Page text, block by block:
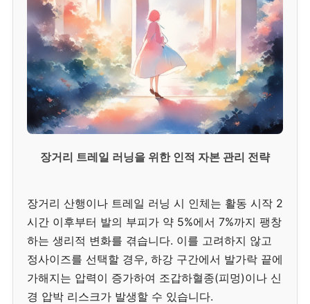
장거리 트레일 러닝을 위한 인적 자본 관리 전략
장거리 산행이나 트레일 러닝 시 인체는 활동 시작 2
시간 이후부터 발의 부피가 약 5%에서 7%까지 팽창
하는 생리적 변화를 겪습니다. 이를 고려하지 않고
정사이즈를 선택할 경우, 하강 구간에서 발가락 끝에
가해지는 압력이 증가하여 조갑하혈종(피멍)이나 신
경 압박 리스크가 발생할 수 있습니다.